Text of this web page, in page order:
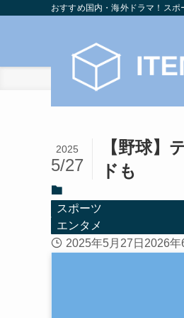
おすすめ国内・海外ドラマ！スポ
ホーム スポーツ
【野球】
ドも
2025
5/27
スポーツ
エンタメ
2025年5月27日 2026年